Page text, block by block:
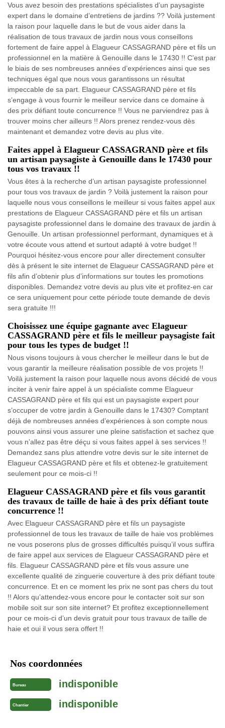
Vous avez besoin des prestations spécialistes d’un paysagiste
expert dans le domaine d’entretiens de jardins ?? Voilà justement
la raison pour laquelle dans le but de vous aider dans la
réalisation de tous travaux de jardin nous vous conseillons
fortement de faire appel à Elagueur CASSAGRAND père et fils un
professionnel en la matière à Genouille dans le 17430 !! C’est par
le biais de ses nombreuses années d’expériences ainsi que ses
techniques égal que nous vous garantissons un résultat
impeccable de sa part. Elagueur CASSAGRAND père et fils
s’engage à vous fournir le meilleur service dans ce domaine à
des prix défiant toute concurrence !! Vous ne parviendrez pas à
trouver moins cher ailleurs !! Alors prenez rendez-vous dès
maintenant et demandez votre devis au plus vite.
Faites appel à Elagueur CASSAGRAND père et fils
un artisan paysagiste à Genouille dans le 17430 pour
tous vos travaux !!
Vous êtes à la recherche d’un artisan paysagiste professionnel
pour tous vos travaux de jardin ? Voilà justement la raison pour
laquelle nous vous conseillons le meilleur si vous faites appel aux
prestations de Elagueur CASSAGRAND père et fils un artisan
paysagiste professionnel dans le domaine des travaux de jardin à
Genouille. Un artisan professionnel performant, dynamiques et à
votre écoute vous attend et surtout adapté à votre budget !!
Pourquoi hésitez-vous encore pour aller directement consulter
dès à présent le site internet de Elagueur CASSAGRAND père et
fils afin d’obtenir plus d’informations sur toutes les promotions
disponibles. Demandez votre devis au plus vite et profitez-en car
ce sera uniquement pour cette période toute demande de devis
sera gratuite !!!
Choisissez une équipe gagnante avec Elagueur
CASSAGRAND père et fils le meilleur paysagiste fait
pour tous les types de budget !!
Nous visons toujours à vous chercher le meilleur dans le but de
vous garantir la meilleure réalisation possible de vos projets !!
Voilà justement la raison pour laquelle nous avons décidé de vous
inciter à venir faire appel à un spécialiste comme Elagueur
CASSAGRAND père et fils qui est un paysagiste expert pour
s’occuper de votre jardin à Genouille dans le 17430? Comptant
déjà de nombreuses années d’expériences à son compte nous
pouvons ainsi vous assurer une pleine satisfaction et sachez que
vous n’allez pas être déçu si vous faites appel à ses services !!
Demandez sans plus attendre votre devis sur le site internet de
Elagueur CASSAGRAND père et fils et obtenez-le gratuitement
seulement pour ce mois-ci !!
Elagueur CASSAGRAND père et fils vous garantit
des travaux de taille de haie à des prix défiant toute
concurrence !!
Avec Elagueur CASSAGRAND père et fils un paysagiste
professionnel de tous les travaux de taille de haie vos problèmes
ne vous poserons plus de grosses difficultés puisqu’il vous suffira
de faire appel aux services de Elagueur CASSAGRAND père et
fils. Elagueur CASSAGRAND père et fils vous assure une
excellente qualité de zinguerie couverture à des prix défiant toute
concurrence. Et en ce moment les prix ne sont pas chers du tout
!! Alors qu’attendez-vous encore pour le contacter soit sur son
mobile soit sur son site internet? Et profitez exceptionnellement
pour ce mois-ci d’un devis gratuit pour tous travaux de taille de
haie et oui il vous sera offert !!
Nos coordonnées
Bureau indisponible
Chantier indisponible